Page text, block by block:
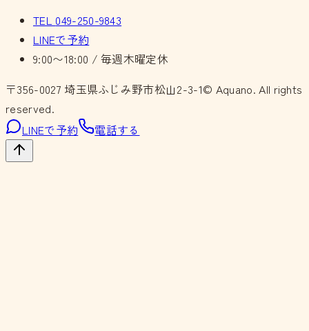
TEL 049-250-9843
LINEで予約
9:00〜18:00 / 毎週木曜定休
〒356-0027 埼玉県ふじみ野市松山2-3-1© Aquano. All rights
reserved.
LINEで予約
電話する